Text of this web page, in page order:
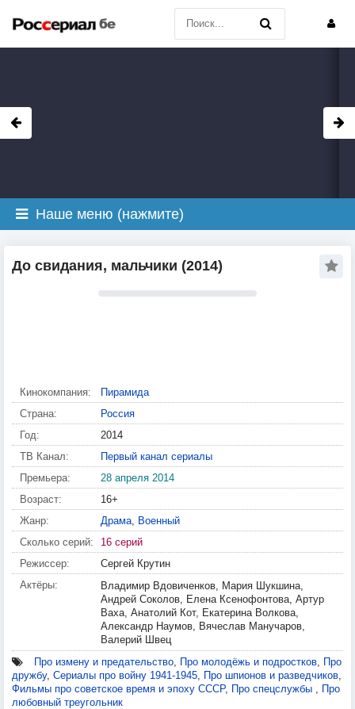
Наше меню (нажмите)
До свидания, мальчики (2014)
Кинокомпания:
Пирамида
Страна:
Россия
Год:
2014
ТВ Канал:
Первый канал сериалы
Премьера:
28 апреля 2014
Возраст:
16+
Жанр:
Драма, Военный
Сколько серий:
16 серий
Режиссер:
Сергей Крутин
Актёры:
Владимир Вдовиченков, Мария Шукшина,
Андрей Соколов, Елена Ксенофонтова, Артур
Ваха, Анатолий Кот, Екатерина Волкова,
Александр Наумов, Вячеслав Манучаров,
Валерий Швец
Про измену и предательство, Про молодёжь и подростков, Про
дружбу, Сериалы про войну 1941-1945, Про шпионов и разведчиков,
Фильмы про советское время и эпоху СССР, Про спецслужбы , Про
любовный треугольник